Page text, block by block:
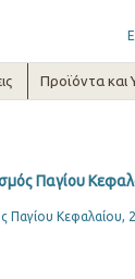
Προϊόντα και
Παγίου
Παγίου Κεφαλαίου,